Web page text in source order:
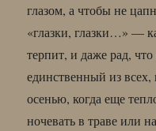
глазом, а чтобы не
«глазки, глазки…» —
терпит, и даже рад,
единственный из всех,
осенью, когда еще
ночевать в траве или